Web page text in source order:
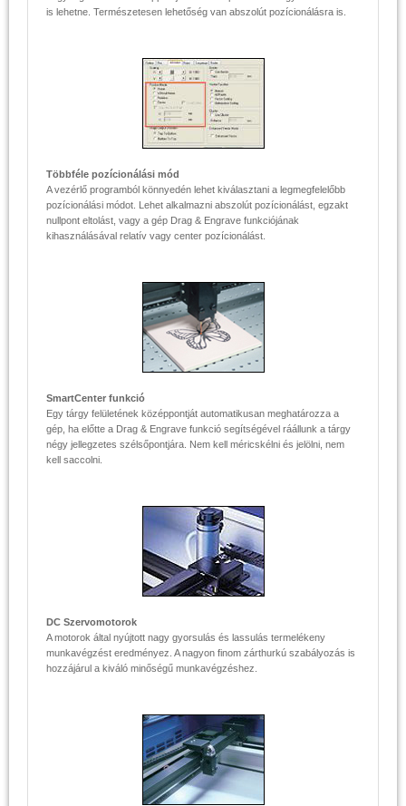
is lehetne. Természetesen lehetőség van abszolút pozícionálásra is.
Többféle pozícionálási mód
A vezérlő programból könnyedén lehet kiválasztani a legmegfelelőbb
pozícionálási módot. Lehet alkalmazni abszolút pozícionálást, egzakt
nullpont eltolást, vagy a gép Drag & Engrave funkciójának
kihasználásával relatív vagy center pozícionálást.
SmartCenter funkció
Egy tárgy felületének középpontját automatikusan meghatározza a
gép, ha előtte a Drag & Engrave funkció segítségével ráállunk a tárgy
négy jellegzetes szélsőpontjára. Nem kell méricskélni és jelölni, nem
kell saccolni.
DC Szervomotorok
A motorok által nyújtott nagy gyorsulás és lassulás termelékeny
munkavégzést eredményez. A nagyon finom zárthurkú szabályozás is
hozzájárul a kiváló minőségű munkavégzéshez.